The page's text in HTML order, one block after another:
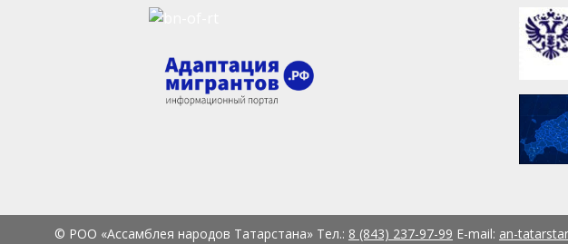
© РОО «Ассамблея народов Татарстана» Тел.: 8 (843) 237-97-99 E-mail: an-